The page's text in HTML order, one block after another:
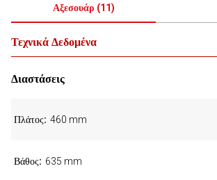
Αξεσουάρ (11)
Τεχνικά Δεδομένα
Διαστάσεις
Πλάτος 460 mm
Βάθος 635 mm